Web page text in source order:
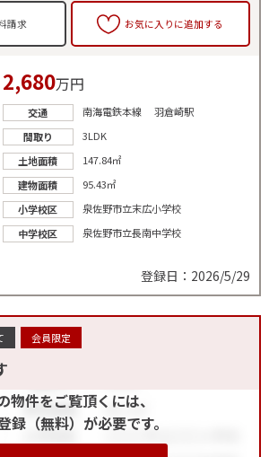
請求 お気に入りに追加する
2,680万円
交通
南海電鉄本線 羽倉崎駅
間取り
3LDK
土地面積
147.84㎡
建物面積
95.43㎡
小学校区
泉佐野市立末広小学校
中学校区
泉佐野市立長南中学校
登録日：2026/5/29
会員限定
物件をご覧頂くには、
録（無料）が必要です。